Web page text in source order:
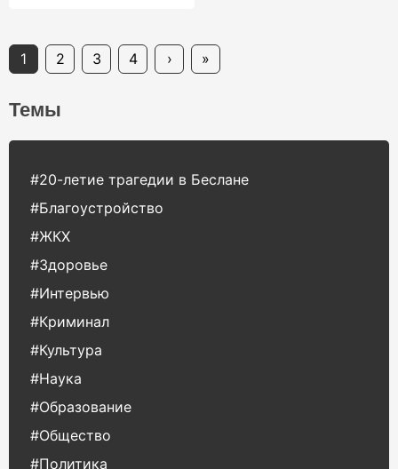
1 2 3 4 › »
Темы
#20-летие трагедии в Беслане
#Благоустройство
#ЖКХ
#Здоровье
#Интервью
#Криминал
#Культура
#Наука
#Образование
#Общество
#Политика